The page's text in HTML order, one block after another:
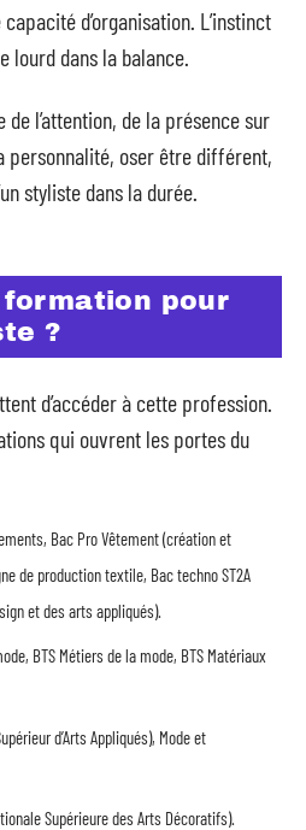
d’organisation. L’instinct
lourd dans la balance.
l’attention, de la présence sur
personnalité, oser être différent,
styliste dans la durée.
pour
?
d’accéder à cette profession.
qui ouvrent les portes du
Bac Pro Vêtement (création et
de production textile, Bac techno ST2A
et des arts appliqués).
BTS Métiers de la mode, BTS Matériaux
d’Arts Appliqués), Mode et
Supérieure des Arts Décoratifs).